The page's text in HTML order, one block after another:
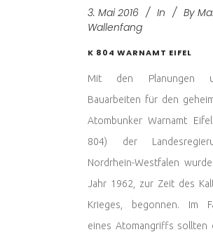
3. Mai 2016 In By
Wallenfang
K 804 WARNAMT EIFEL
Mit den Planungen
Bauarbeiten für den
Atombunker Warnamt
804) der
Nordrhein-Westfalen
Jahr 1962, zur Zeit des
Krieges, begonnen. Im
eines Atomangriffs sollten